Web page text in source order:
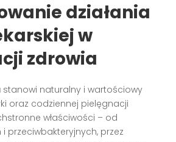
działania
w
zdrowia
stanowi naturalny i wartościowy
oraz codziennej pielęgnacji
właściwości – od
przeciwbakteryjnych, przez